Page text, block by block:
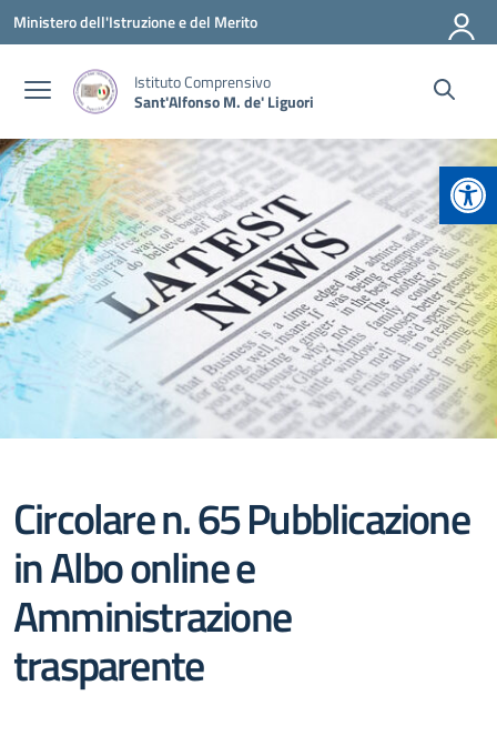
Vai ai contenuti
Vai al menu di navigazione
Vai al footer
Ministero dell'Istruzione e del Merito
Istituto Comprensivo
Sant'Alfonso M. de' Liguori
Circolare n. 65 Pubblicazione
in Albo online e
Amministrazione
trasparente